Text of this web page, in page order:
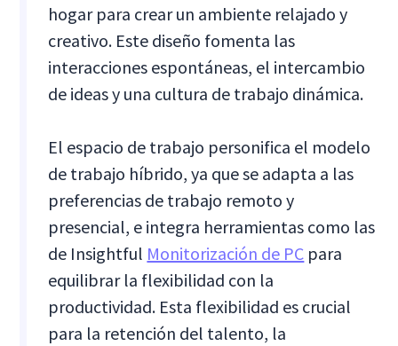
hogar para crear un ambiente relajado y
creativo. Este diseño fomenta las
interacciones espontáneas, el intercambio
de ideas y una cultura de trabajo dinámica.
El espacio de trabajo personifica el modelo
de trabajo híbrido, ya que se adapta a las
preferencias de trabajo remoto y
presencial, e integra herramientas como las
de Insightful Monitorización de PC para
equilibrar la flexibilidad con la
productividad. Esta flexibilidad es crucial
para la retención del talento, la